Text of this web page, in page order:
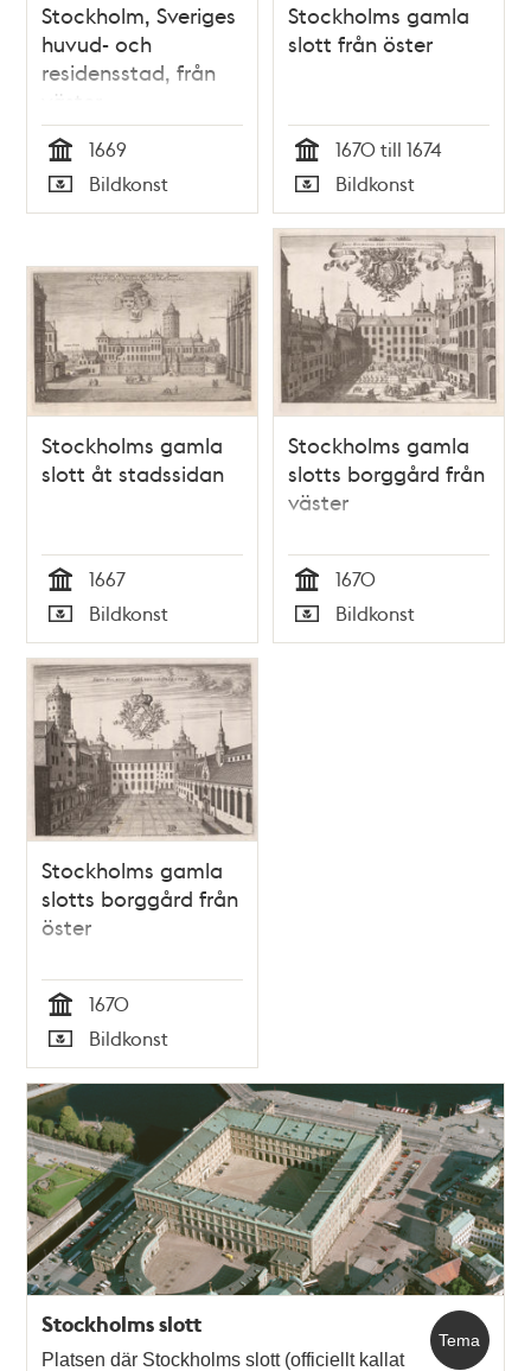
Stockholm, Sveriges
huvud- och
residensstad, från
väster
Tid
1669
Typ
Bildkonst
Stockholms gamla
slott från öster
Tid
1670 till 1674
Typ
Bildkonst
Stockholms gamla
slott åt stadssidan
Tid
1667
Typ
Bildkonst
Stockholms gamla
slotts borggård från
väster
Tid
1670
Typ
Bildkonst
Stockholms gamla
slotts borggård från
öster
Tid
1670
Typ
Bildkonst
Tema
Stockholms slott
Platsen där Stockholms slott (officiellt kallat